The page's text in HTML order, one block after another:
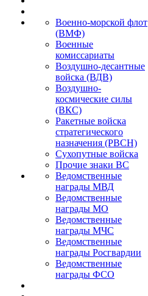
Военно-морской флот
(ВМФ)
Военные
комиссариаты
Воздушно-десантные
войска (ВДВ)
Воздушно-
космические силы
(ВКС)
Ракетные войска
стратегического
назначения (РВСН)
Сухопутные войска
Прочие знаки ВС
Ведомственные
награды МВД
Ведомственные
награды МО
Ведомственные
награды МЧС
Ведомственные
награды Росгвардии
Ведомственные
награды ФСО